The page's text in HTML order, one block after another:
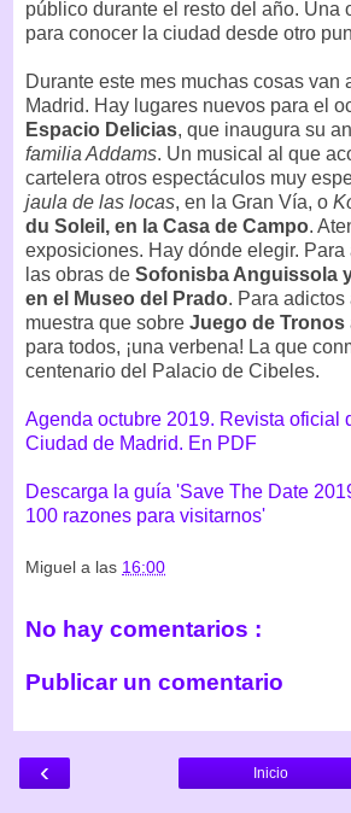
público durante el resto del año. Una
para conocer la ciudad desde otro
Durante este mes muchas cosas van
Madrid. Hay lugares nuevos para el
Espacio Delicias, que inaugura su
familia Addams. Un musical al que
cartelera otros espectáculos muy
jaula de las locas, en la Gran Vía, o
du Soleil, en la Casa de Campo.
exposiciones. Hay dónde elegir. Para
las obras de Sofonisba Anguissola
en el Museo del Prado. Para adictos
muestra que sobre Juego de Tronos
para todos, ¡una verbena! La que
centenario del Palacio de Cibeles.
Agenda octubre 2019. Revista oficial
Ciudad de Madrid. En PDF
Descarga la guía 'Save The Date
100 razones para visitarnos'
Miguel a las 16:00
No hay comentarios :
Publicar un comentario
‹ Inicio